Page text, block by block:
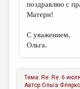
поздравляю с
Матери!
С уважением,
Ольга.
Тема: Re: Re: 6 июля
АвторОльга